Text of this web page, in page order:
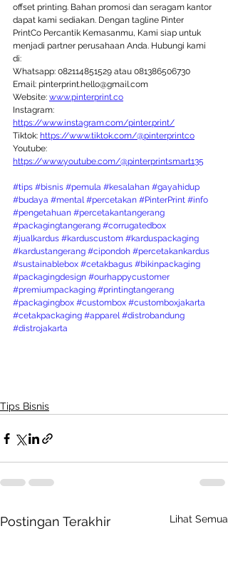
offset printing. Bahan promosi dan seragam kantor
dapat kami sediakan. Dengan tagline Pinter
PrintCo Percantik Kemasanmu, Kami siap untuk
menjadi partner perusahaan Anda. Hubungi kami
di:
Whatsapp: 082114851529 atau 081386506730
Email: pinterprint.hello@gmail.com
Website: www.pinterprint.co
Instagram:
https://www.instagram.com/pinter.print/
Tiktok: https://www.tiktok.com/@pinterprintco
Youtube:
https://www.youtube.com/@pinterprintsmart135
#tips #bisnis #pemula #kesalahan #gayahidup
#budaya #mental #percetakan #PinterPrint #info
#pengetahuan #percetakantangerang
#packagingtangerang #corrugatedbox
#jualkardus #karduscustom #karduspackaging
#kardustangerang #cipondoh #percetakankardus
#sustainablebox #cetakbagus #bikinpackaging
#packagingdesign #ourhappycustomer
#premiumpackaging #printingtangerang
#packagingbox #custombox #customboxjakarta
#cetakpackaging #apparel #distrobandung
#distrojakarta
Tips Bisnis
Postingan Terakhir Lihat Semua